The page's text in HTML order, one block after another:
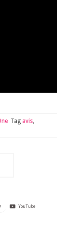
Tag avis,
YouTube